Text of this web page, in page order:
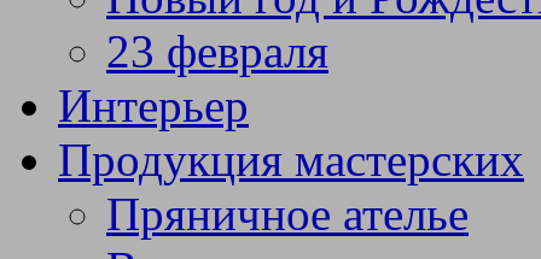
23 февраля
Интерьер
Продукция мастерских
Пряничное ателье